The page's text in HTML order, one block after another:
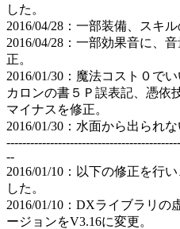
した。
2016/04/28：一部装備、スキル
2016/04/28：一部効果音に、
正。
2016/01/30：魔法コスト０で
カロンの書５Ｐ誤表記、憑依
マイナスを修正。
2016/01/30：水面から出られ
--
2016/01/10：以下の修正を行
した。
2016/01/10：DXライブラリ
ージョンをV3.16に変更。